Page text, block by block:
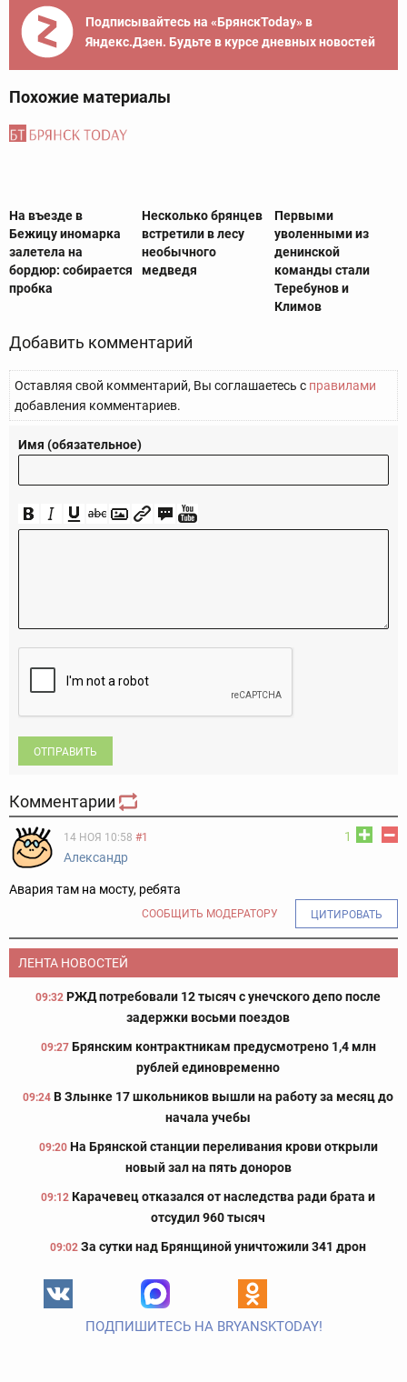
Подписывайтесь на «БрянскToday» в
Яндекс.Дзен. Будьте в курсе дневных новостей
Похожие материалы
На въезде в
Бежицу иномарка
залетела на
бордюр: собирается
пробка
Несколько брянцев
встретили в лесу
необычного
медведя
Первыми
уволенными из
денинской
команды стали
Теребунов и
Климов
Добавить комментарий
Оставляя свой комментарий, Вы соглашаетесь с правилами
добавления комментариев.
Имя (обязательное)
ОТПРАВИТЬ
Комментарии
1
14 НОЯ 10:58 #1
Александр
Авария там на мосту, ребята
СООБЩИТЬ МОДЕРАТОРУ ЦИТИРОВАТЬ
ЛЕНТА НОВОСТЕЙ
09:32 РЖД потребовали 12 тысяч с унечского депо после
задержки восьми поездов
09:27 Брянским контрактникам предусмотрено 1,4 млн
рублей единовременно
09:24 В Злынке 17 школьников вышли на работу за месяц до
начала учебы
09:20 На Брянской станции переливания крови открыли
новый зал на пять доноров
09:12 Карачевец отказался от наследства ради брата и
отсудил 960 тысяч
09:02 За сутки над Брянщиной уничтожили 341 дрон
ПОДПИШИТЕСЬ НА BRYANSKTODAY!